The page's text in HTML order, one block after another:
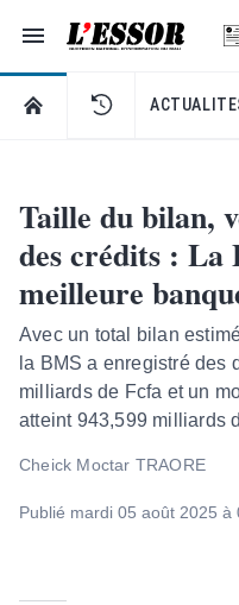
Navigation
L'Essor -
RETOUR À LA PAGE
Taille du bilan,
des crédits : La
meilleure
Avec un total bilan
la BMS a enregistré des
milliards de Fcfa et un
atteint 943,599 milliards
Cheick Moctar TRAORE
Publié mardi 05 août 2025 à